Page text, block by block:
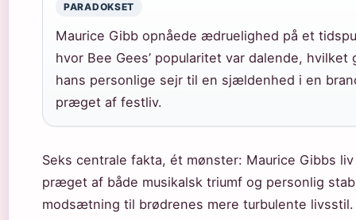
PARADOKSET
Maurice Gibb opnåede ædruelighed på et
hvor Bee Gees’ popularitet var dalende, hvilket
hans personlige sejr til en sjældenhed i en
præget af festliv.
Seks centrale fakta, ét mønster: Maurice Gibbs
præget af både musikalsk triumf og personlig
modsætning til brødrenes mere turbulente livsstil.